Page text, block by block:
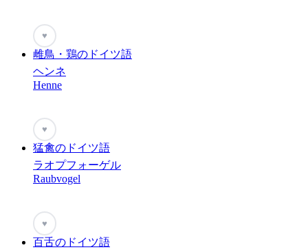
♥
雌鳥・鶏のドイツ語
ヘンネ
Henne
♥
猛禽のドイツ語
ラオプフォーゲル
Raubvogel
♥
百舌のドイツ語